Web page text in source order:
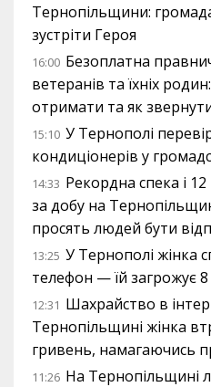
Тернопільщини:
зустріти Героя
16:00 Безоплатна
ветеранів та їхніх
отримати та як
15:10 У Тернополі
кондиціонерів у
14:33 Рекордна спека і
за добу на
просять людей бути
13:25 У Тернополі жінка
телефон — їй загрожує
12:31 Шахрайство в
Тернопільщині жінка
гривень, намагаючись
11:26 На Тернопільщині